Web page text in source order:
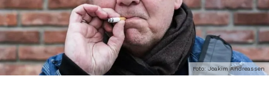
Foto: Joakim Andreassen